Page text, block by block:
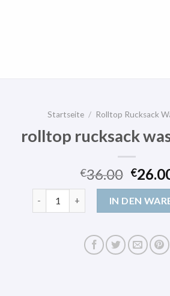
Startseite / Rolltop Rucksack
rolltop rucksack
€36.00 €
IN DEN